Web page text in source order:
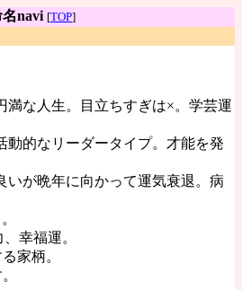
navi [TOP]
な人生。目立ちすぎは×。学芸運
的なリーダータイプ。才能を発
いが晩年に向かって運気衰退。病
幸福運。
家柄。